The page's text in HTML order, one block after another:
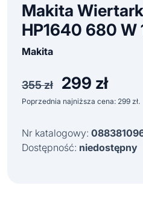
Makita
HP1640 680 W
Makita
355zł
Pierwotna
wynosiła:
299 złAktualna
Poprzednia najniższa cena: 299 zł.
Nr katalogowy:
Dostępność: niedostępny